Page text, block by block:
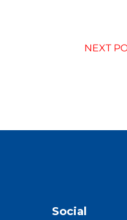
NEXT
Social